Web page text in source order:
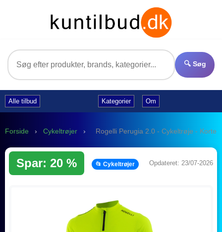
🔍 Søg
Alle tilbud Kategorier Om
Forside › Cykeltrøjer › Rogelli Perugia 2.0 - Cykeltrøje - Korte
Spar: 20 % 📂 Cykeltrøjer Opdateret: 23/07-2026